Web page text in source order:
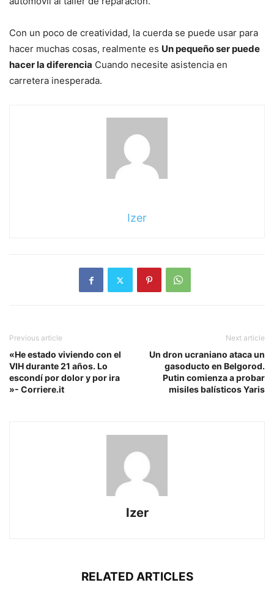
Con un poco de creatividad, la cuerda se puede usar para
hacer muchas cosas, realmente es Un pequeño ser puede
hacer la diferencia Cuando necesite asistencia en
carretera inesperada.
Izer
Previous article
«He estado viviendo con el
VIH durante 21 años. Lo
escondí por dolor y por ira
»- Corriere.it
Next article
Un dron ucraniano ataca un
gasoducto en Belgorod.
Putin comienza a probar
misiles balísticos Yaris
Izer
RELATED ARTICLES